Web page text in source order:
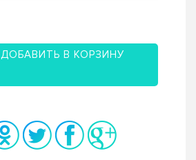
ДОБАВИТЬ В КОРЗИНУ